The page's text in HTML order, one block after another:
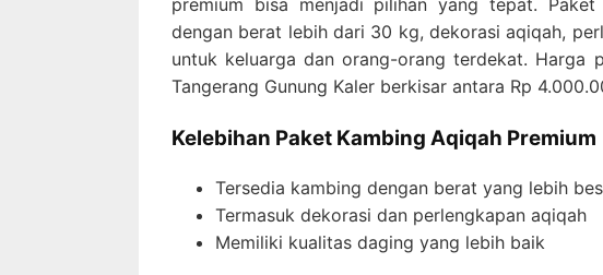
premium bisa menjadi pilihan yang tepat.
dengan berat lebih dari 30 kg, dekorasi aqiqah,
untuk keluarga dan orang-orang terdekat. Harga
Tangerang Gunung Kaler berkisar antara Rp
Kelebihan Paket Kambing Aqiqah Premium
Tersedia kambing dengan berat yang lebih
Termasuk dekorasi dan perlengkapan aqiqah
Memiliki kualitas daging yang lebih baik